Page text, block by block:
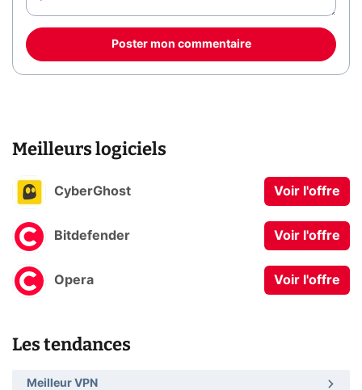
Poster mon commentaire
Meilleurs logiciels
CyberGhost Voir l'offre
Bitdefender Voir l'offre
Opera Voir l'offre
Les tendances
Meilleur VPN